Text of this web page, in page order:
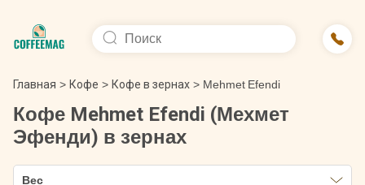
Главная > Кофе > Кофе в зернах > Mehmet Efendi
Кофе Mehmet Efendi (Мехмет
Эфенди) в зернах
Вес